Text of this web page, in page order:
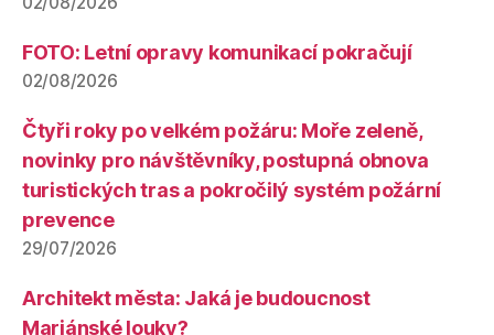
FOTO: Letní opravy komunikací pokračují
02/08/2026
Čtyři roky po velkém požáru: Moře zeleně,
novinky pro návštěvníky, postupná obnova
turistických tras a pokročilý systém požární
prevence
29/07/2026
Architekt města: Jaká je budoucnost
Mariánské louky?